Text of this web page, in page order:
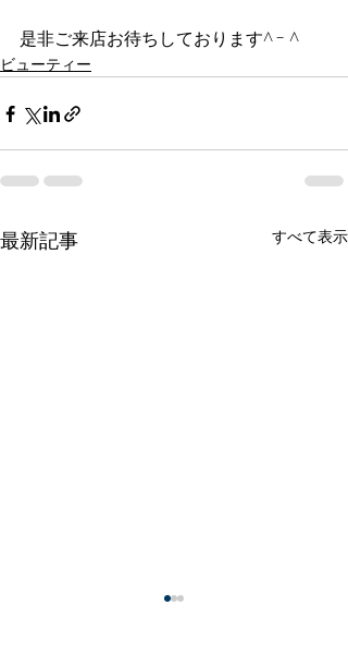
是非ご来店お待ちしております^ - ^
ビューティー
最新記事 すべて表示